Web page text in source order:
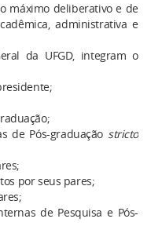
máximo deliberativo e de
administrativa e
da UFGD, integram o
de Pós-graduação stricto
por seus pares;
de Pesquisa e Pós-